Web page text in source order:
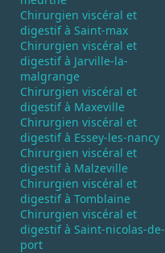
Chirurgien viscéral et
digestif à Saint-max
Chirurgien viscéral et
digestif à Jarville-la-
malgrange
Chirurgien viscéral et
digestif à Maxeville
Chirurgien viscéral et
digestif à Essey-les-nancy
Chirurgien viscéral et
digestif à Malzeville
Chirurgien viscéral et
digestif à Tomblaine
Chirurgien viscéral et
digestif à Saint-nicolas-de-
port